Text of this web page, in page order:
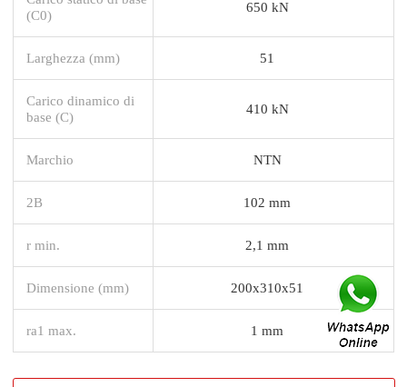
(C0)
650 kN
Larghezza (mm) 51
Carico dinamico di
base (C)
410 kN
Marchio NTN
2B 102 mm
r min. 2,1 mm
Dimensione (mm) 200x310x51
ra1 max. 1 mm